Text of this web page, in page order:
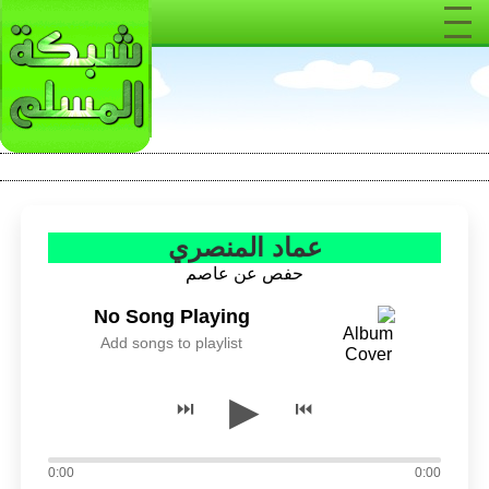
عماد المنصري
حفص عن عاصم
No Song Playing
Add songs to playlist
⏮
▶
⏭
0:00
0:00